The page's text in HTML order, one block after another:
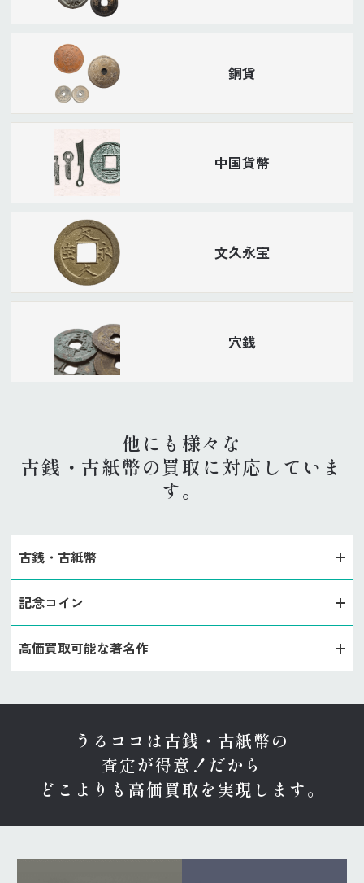
銅貨
中国貨幣
文久永宝
穴銭
他にも様々な
古銭・古紙幣の買取に対応していま
す。
古銭・古紙幣
記念コイン
高価買取可能な著名作
うるココは古銭・古紙幣の
査定が得意！ だから
どこよりも高価買取を実現します。